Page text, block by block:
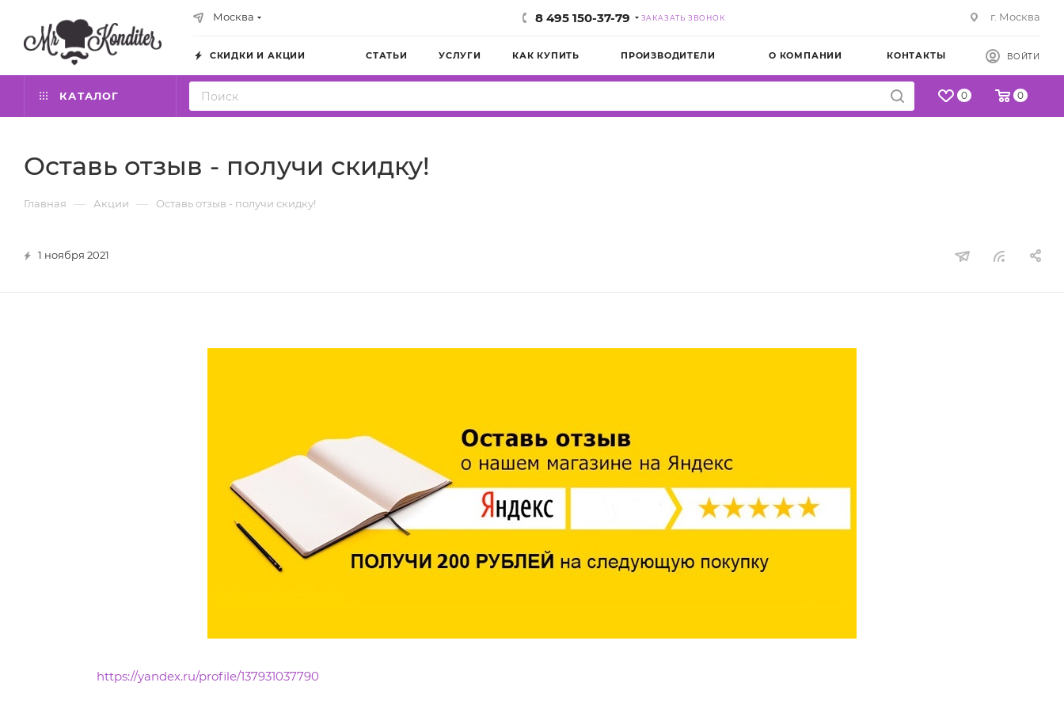
Москва 8 495 150-37-79 ЗАКАЗАТЬ ЗВОНОК г. Москва
СКИДКИ И АКЦИИ СТАТЬИ УСЛУГИ КАК КУПИТЬ ПРОИЗВОДИТЕЛИ О КОМПАНИИ КОНТАКТЫ ВОЙТИ
КАТАЛОГ 0 0
Оставь отзыв - получи скидку!
Главная — Акции — Оставь отзыв - получи скидку!
1 ноября 2021
https://yandex.ru/profile/137931037790